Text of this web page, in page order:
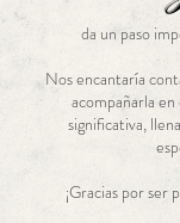
da un paso
Nos encantaría
acompañarla
significativa,
¡Gracias por ser